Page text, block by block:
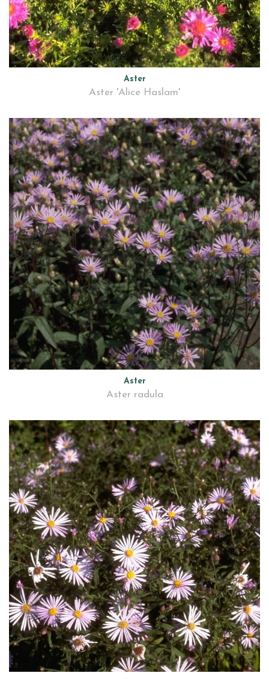
Aster
Aster 'Alice Haslam'
Aster
Aster radula